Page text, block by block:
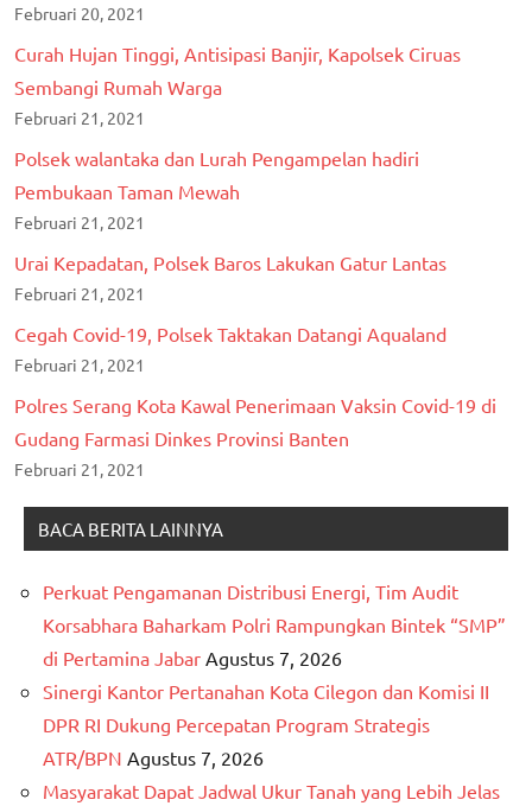
Februari 20, 2021
Curah Hujan Tinggi, Antisipasi Banjir, Kapolsek Ciruas
Sembangi Rumah Warga
Februari 21, 2021
Polsek walantaka dan Lurah Pengampelan hadiri
Pembukaan Taman Mewah
Februari 21, 2021
Urai Kepadatan, Polsek Baros Lakukan Gatur Lantas
Februari 21, 2021
Cegah Covid-19, Polsek Taktakan Datangi Aqualand
Februari 21, 2021
Polres Serang Kota Kawal Penerimaan Vaksin Covid-19 di
Gudang Farmasi Dinkes Provinsi Banten
Februari 21, 2021
BACA BERITA LAINNYA
Perkuat Pengamanan Distribusi Energi, Tim Audit
Korsabhara Baharkam Polri Rampungkan Bintek “SMP”
di Pertamina Jabar Agustus 7, 2026
Sinergi Kantor Pertanahan Kota Cilegon dan Komisi II
DPR RI Dukung Percepatan Program Strategis
ATR/BPN Agustus 7, 2026
Masyarakat Dapat Jadwal Ukur Tanah yang Lebih Jelas